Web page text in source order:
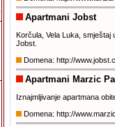
Apartmani Jobst
Korčula, Vela Luka, smještaj
Jobst.
Domena: http://
Apartmani Marzic
Iznajmljivanje apartmana
Domena: http://